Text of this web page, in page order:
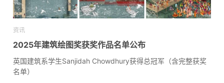
资讯
2025年建筑绘图奖获奖作品名单公布
英国建筑系学生Sanjidah Chowdhury获得总冠军（含完整获奖
名单）